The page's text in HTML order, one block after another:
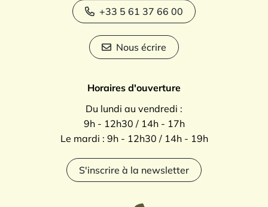
+33 5 61 37 66 00
Nous écrire
Horaires d'ouverture
Du lundi au vendredi :
9h - 12h30 / 14h - 17h
Le mardi : 9h - 12h30 / 14h - 19h
S'inscrire à la newsletter